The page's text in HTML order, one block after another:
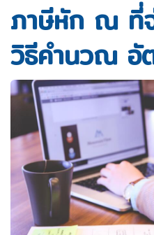
ภาษีหัก ณ ที่จ่
วิธีคำนวณ อั